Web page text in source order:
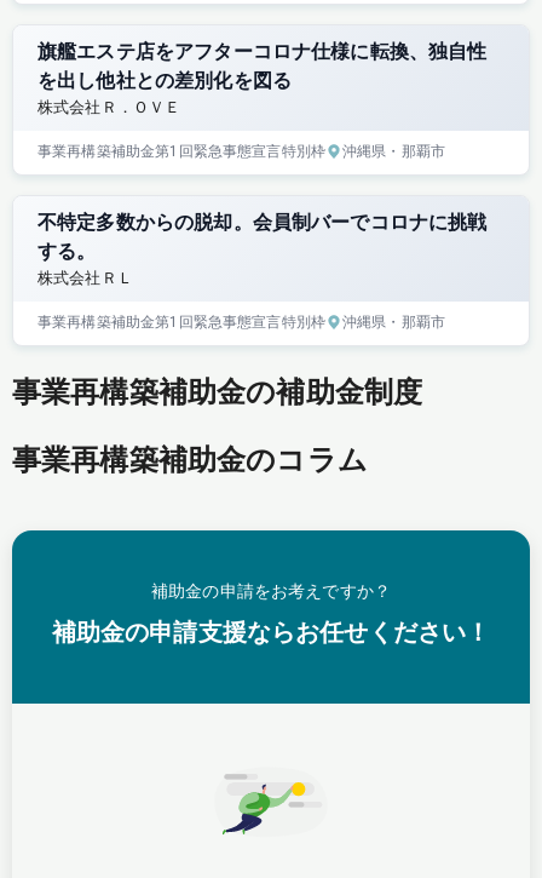
旗艦エステ店をアフターコロナ仕様に転換、独自性
を出し他社との差別化を図る
株式会社Ｒ．ＯＶＥ
事業再構築補助金第1回緊急事態宣言特別枠 沖縄県 ・那覇市
不特定多数からの脱却。会員制バーでコロナに挑戦
する。
株式会社ＲＬ
事業再構築補助金第1回緊急事態宣言特別枠 沖縄県 ・那覇市
事業再構築補助金の補助金制度
事業再構築補助金のコラム
補助金の申請をお考えですか？
補助金の申請支援ならお任せください！